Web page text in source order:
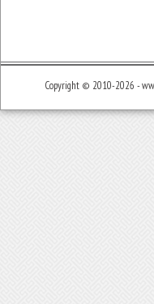
Copyright © 2010-2026 -